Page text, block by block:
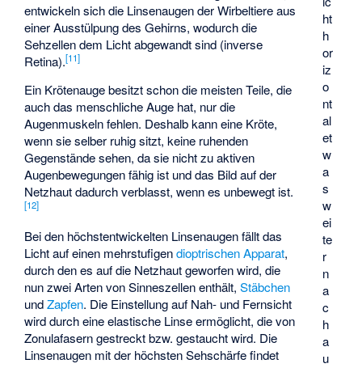
ht
h
or
iz
o
nt
al
et
w
a
s
w
ei
te
r
n
a
c
h
a
u
entwickeln sich die Linsenaugen der Wirbeltiere aus
einer Ausstülpung des Gehirns, wodurch die
Sehzellen dem Licht abgewandt sind (inverse
Retina).[11]
Ein Krötenauge besitzt schon die meisten Teile, die
auch das menschliche Auge hat, nur die
Augenmuskeln fehlen. Deshalb kann eine Kröte,
wenn sie selber ruhig sitzt, keine ruhenden
Gegenstände sehen, da sie nicht zu aktiven
Augenbewegungen fähig ist und das Bild auf der
Netzhaut dadurch verblasst, wenn es unbewegt ist.
[12]
Bei den höchstentwickelten Linsenaugen fällt das
Licht auf einen mehrstufigendioptrischen Apparat,
durch den es auf die Netzhaut geworfen wird, die
nun zwei Arten von Sinneszellen enthält,Stäbchen
undZapfen. Die Einstellung auf Nah- und Fernsicht
wird durch eine elastische Linse ermöglicht, die von
Zonulafasern gestreckt bzw. gestaucht wird. Die
Linsenaugen mit der höchsten Sehschärfe findet